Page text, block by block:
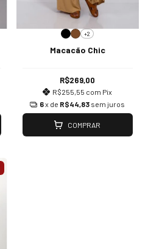
+2
Macacão Chic
R$269,00
R$255,55 com Pix
6x de R$44,83 sem juros
COMPRAR